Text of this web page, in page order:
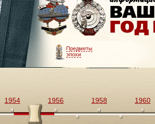
Предметы
эпохи
1954 1956 1958 1960